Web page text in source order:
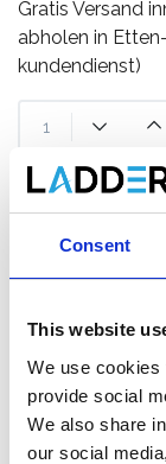
Consent
This website
We use cookies
provide social
We also share
our social
Gratis Versand
abholen in
kundendienst)